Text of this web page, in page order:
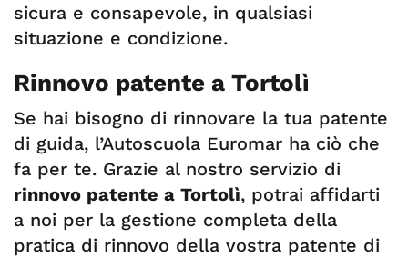
sicura e consapevole, in qualsiasi
situazione e condizione.
Rinnovo patente a Tortolì
Se hai bisogno di rinnovare la tua patente
di guida, l’Autoscuola Euromar ha ciò che
fa per te. Grazie al nostro servizio di
rinnovo patente a Tortolì, potrai affidarti
a noi per la gestione completa della
pratica di rinnovo della vostra patente di